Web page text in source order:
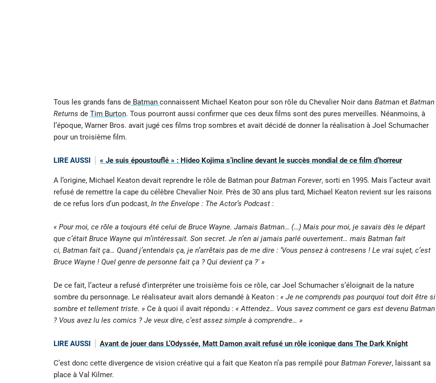
Tous les grands fans deBatman connaissent Michael Keaton pour son rôle du Chevalier Noir dans Batmanet Batman
Returns de Tim Burton. Tous pourront aussi confirmer que ces deux films sont des pures merveilles. Néanmoins, à
l’époque, Warner Bros. avait jugé ces films trop sombres et avait décidé de donner la réalisation à Joel Schumacher
pour un troisième film.
LIRE AUSSI « Je suis époustouflé » : Hideo Kojima s’incline devant le succès mondial de ce film d’horreur
A l’origine, Michael Keaton devait reprendre le rôle de Batman pour Batman Forever, sorti en 1995. Mais l’acteur avait
refusé de remettre la cape du célèbre Chevalier Noir. Près de 30 ans plus tard, Michael Keaton revient sur les raisons
de ce refus lors d’un podcast, In the Envelope : The Actor’s Podcast:
« Pour moi, ce rôle a toujours été celui de Bruce Wayne. Jamais Batman… (…) Mais pour moi, je savais dès le départ
que c’était Bruce Wayne qui m’intéressait. Son secret. Je n’en ai jamais parlé ouvertement… mais Batman fait
ci, Batman fait ça… Quand j’entendais ça, je n’arrêtais pas de me dire : ‘Vous pensez à contresens ! Le vrai sujet, c’est
Bruce Wayne ! Quel genre de personne fait ça ? Qui devient ça ?' »
De ce fait, l’acteur a refusé d’interpréter une troisième fois ce rôle, car Joel Schumacher s’éloignait de la nature
sombre du personnage. Le réalisateur avait alors demandé à Keaton : « Je ne comprends pas pourquoi tout doit être si
sombre et tellement triste. » Ce à quoi il avait répondu : « Attendez… Vous savez comment ce gars est devenu Batman
? Vous avez lu les comics ? Je veux dire, c’est assez simple à comprendre… »
LIRE AUSSI Avant de jouer dans L’Odyssée, Matt Damon avait refusé un rôle iconique dans The Dark Knight
C’est donc cette divergence de vision créative qui a fait que Keaton n’a pas rempilé pour Batman Forever, laissant sa
place à Val Kilmer.